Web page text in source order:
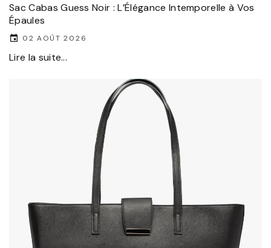
Sac Cabas Guess Noir : L’Élégance Intemporelle à Vos
Épaules
02 AOÛT 2026
Lire la suite...